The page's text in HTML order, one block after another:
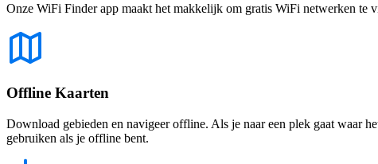
Onze WiFi Finder app maakt het makkelijk om gratis WiFi netwerken te
Offline Kaarten
Download gebieden en navigeer offline. Als je naar een plek gaat waar
gebruiken als je offline bent.